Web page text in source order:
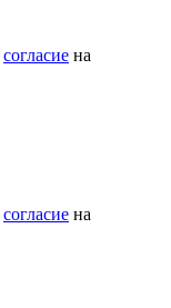
согласие на
согласие на